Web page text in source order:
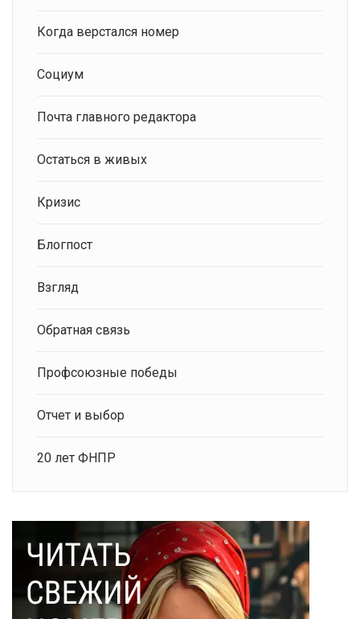
Когда верстался номер
Социум
Почта главного редактора
Остаться в живых
Кризис
Блогпост
Взгляд
Обратная связь
Профсоюзные победы
Отчет и выбор
20 лет ФНПР